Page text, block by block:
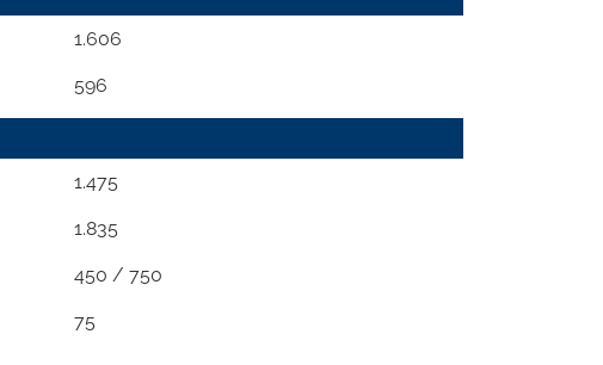
1.606
596
1.475
1.835
450 / 750
75